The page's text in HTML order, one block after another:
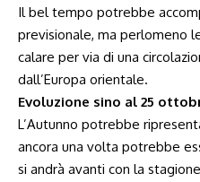
Il bel tempo potrebbe
previsionale, ma perlomeno
calare per via di una
dall’Europa orientale.
Evoluzione sino al 25
L’Autunno potrebbe
ancora una volta potrebbe
si andrà avanti con la